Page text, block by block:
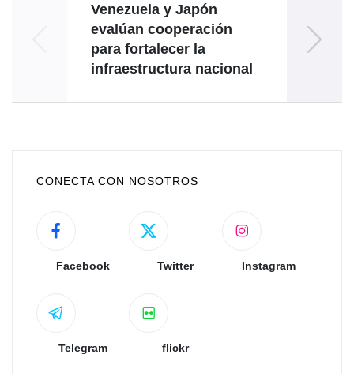
Venezuela y Japón
evalúan cooperación
para fortalecer la
infraestructura nacional
CONECTA CON NOSOTROS
Facebook Twitter Instagram
Telegram flickr